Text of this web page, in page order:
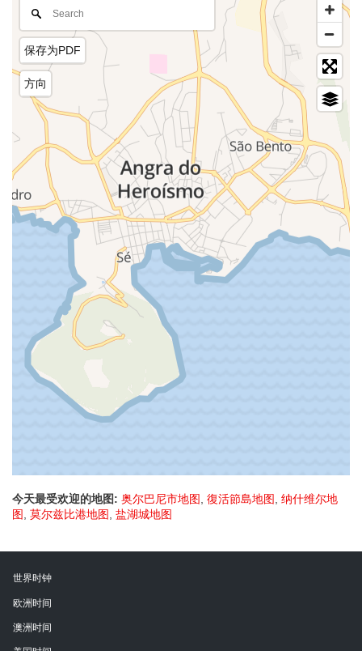
保存为PDF
方向
今天最受欢迎的地图: 奥尔巴尼市地图, 復活節島地图, 纳什维尔地
图, 莫尔兹比港地图, 盐湖城地图
世界时钟
欧洲时间
澳洲时间